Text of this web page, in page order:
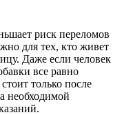
риск переломов
для тех, кто живет
Даже если человек
все равно
только после
необходимой